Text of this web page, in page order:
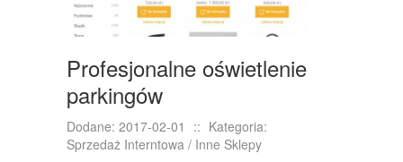
KURSY JĘZYKOWE
KURSY I SZKOLENIA
TŁUMACZENIA
KSIĄŻKI, CZASOPISMA
Profesjonalne oświetlenie
parkingów
Dodane: 2017-02-01 :: Kategoria:
Sprzedaż Interntowa / Inne Sklepy